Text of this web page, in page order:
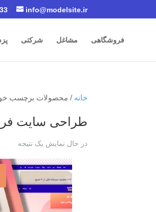
info@modelsite.ir
فروشگاهی مشاغل شرکتی
خانه / محصولات برچسب
طراحی سایت
در حال نمایش یک نتیجه